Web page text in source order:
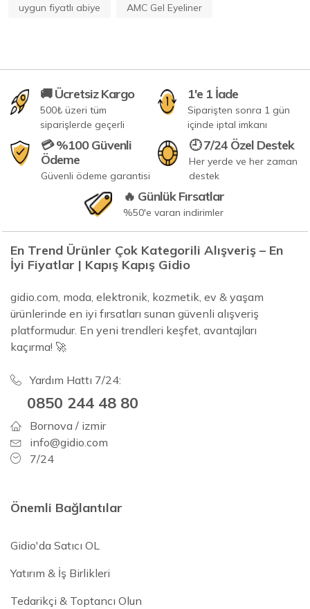
uygun fiyatlı abiye
AMC Gel Eyeliner
🚚 Ücretsiz Kargo
500₺ üzeri tüm
siparişlerde geçerli
1'e 1 İade
Siparişten sonra 1 gün
içinde iptal imkanı
💳 %100 Güvenli
Ödeme
Güvenli ödeme garantisi
🕘 7/24 Özel Destek
Her yerde ve her zaman
destek
🔥 Günlük Fırsatlar
%50'e varan indirimler
En Trend Ürünler Çok Kategorili Alışveriş – En
İyi Fiyatlar | Kapış Kapış Gidio
gidio.com, moda, elektronik, kozmetik, ev & yaşam
ürünlerinde en iyi fırsatları sunan güvenli alışveriş
platformudur. En yeni trendleri keşfet, avantajları
kaçırma! 🚀
Yardım Hattı 7/24:
0850 244 48 80
Bornova / izmir
info@gidio.com
7/24
Önemli Bağlantılar
Gidio'da Satıcı OL
Yatırım & İş Birlikleri
Tedarikçi & Toptancı Olun